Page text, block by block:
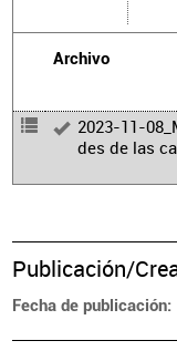
Archivo
2023-11-
des de las
Publicación/
Fecha de publicación